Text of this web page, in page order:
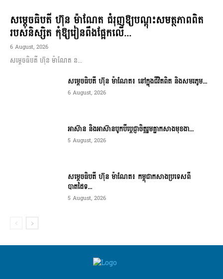
សម្តេចធិបតី ហ៊ុន ម៉ាណែត ជំរុញឱ្យបណ្តុះសមត្ថភាពពិត
របស់និស្សិត កុំឱ្យរៀនពឹងផ្អែកលើ...
6 August, 2026
សម្តេចធិបតី ហ៊ុន ម៉ាណែត ន...
សម្តេចធិបតី ហ៊ុន ម៉ាណែត៖ នៅក្នុងជីវិតពិត និងសមរភូម...
6 August, 2026
អាស៊ាន និងអាស៊ានបូកបីប្តេជ្ញាចិត្តរួមគ្នាកសាងមុខងា...
5 August, 2026
សម្ដេចធិបតី ហ៊ុន ម៉ាណែត៖ កម្ពុជាកសាងប្រទេសពី
បាតដៃទ...
5 August, 2026